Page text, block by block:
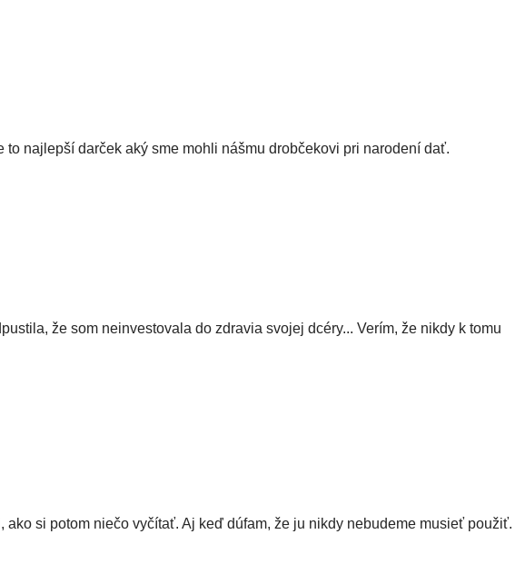
najlepší darček aký sme mohli nášmu drobčekovi pri narodení dať.
že som neinvestovala do zdravia svojej dcéry... Verím, že nikdy k tomu
si potom niečo vyčítať. Aj keď dúfam, že ju nikdy nebudeme musieť použiť.